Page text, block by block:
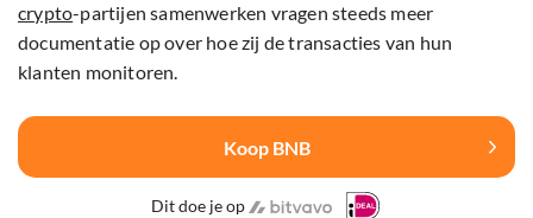
crypto-partijen samenwerken vragen steeds meer
documentatie op over hoe zij de transacties van hun
klanten monitoren.
Koop BNB
Dit doe je op